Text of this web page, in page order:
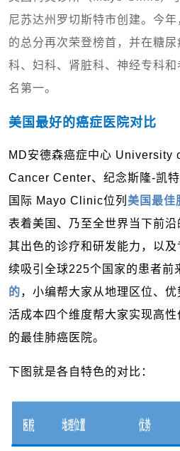
尼苏达州罗切斯特市创建。今
的总分再次荣登榜首，并在糖
科、妇科、肾脏科、神经专科
名第一。
美国最好的癌症医院对比
MD安德森癌症中心 University
Cancer Center、纪念斯隆-凯
国际 Mayo Clinic位列 美国最佳
表着美国、乃至全世界当下前沿
其出色的诊疗和研发能力，以
续吸引全球225个国家的患者前
的，小编帮大家从地理区位、
活成本四个维度帮大家实现高
的最佳肺癌医院。
下图就是各自特色的对比：